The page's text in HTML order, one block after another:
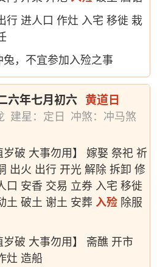
行 进人口 作灶 入宅 移徙 栽
兔，不宜参加入殓之事
六年七月初六 黄道日
建星：定日
冲煞：冲马煞
岁破 大事勿用】 嫁娶 祭祀 祈
出火 出行 开光 解除 拆卸 修
口 安香 交易 立券 入宅 移徙
土 破土 谢土 安葬入殓 除服
岁破 大事勿用】 斋醮 开市
灶 造船